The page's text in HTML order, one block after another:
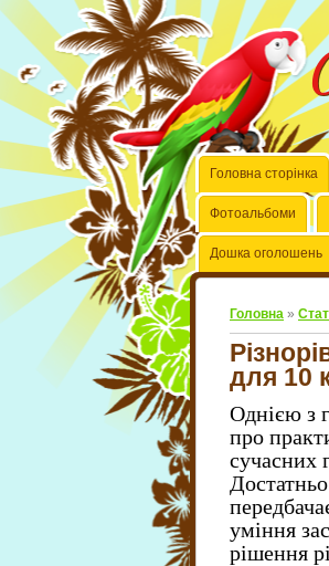
Головна сторінка
Фотоальбоми
Дошка оголошень
Головна »
для 10
Однією з
про
сучасних
уміння
рішення